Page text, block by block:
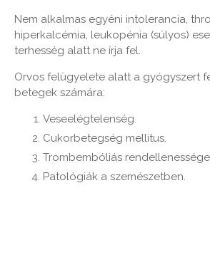
Nem alkalmas egyéni intolerancia,
hiperkalcémia, leukopénia (súlyos)
terhesség alatt ne írja fel.
Orvos felügyelete alatt a gyógyszert
betegek számára:
Veseelégtelenség.
Cukorbetegség mellitus.
Trombembóliás
Patológiák a szemészetben.